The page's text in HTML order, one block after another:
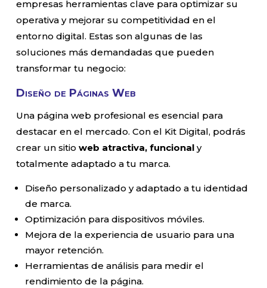
empresas herramientas clave para optimizar su
operativa y mejorar su competitividad en el
entorno digital. Estas son algunas de las
soluciones más demandadas que pueden
transformar tu negocio:
Diseño de Páginas Web
Una página web profesional es esencial para
destacar en el mercado. Con el Kit Digital, podrás
crear un sitioweb atractiva, funcional y
totalmente adaptado a tu marca.
Diseño personalizado y adaptado a tu identidad
de marca.
Optimización para dispositivos móviles.
Mejora de la experiencia de usuario para una
mayor retención.
Herramientas de análisis para medir el
rendimiento de la página.